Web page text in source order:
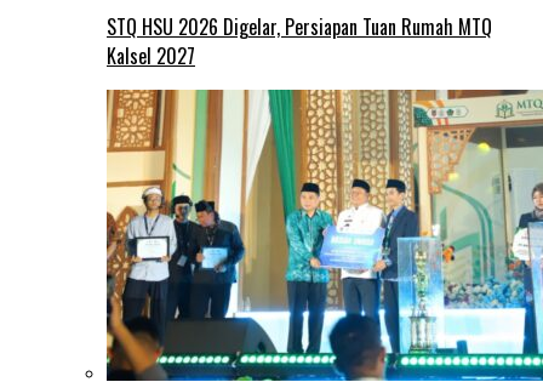
STQ HSU 2026 Digelar, Persiapan Tuan Rumah MTQ
Kalsel 2027